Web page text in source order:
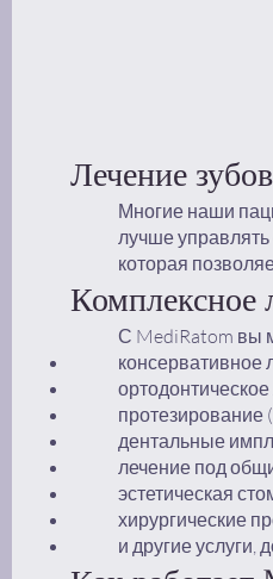
Лечение
Многие наши
лучше
которая
С MediRatom вы
консервативное
протезирование
дентальные
лечение под
эстетическая
хирургические
и другие